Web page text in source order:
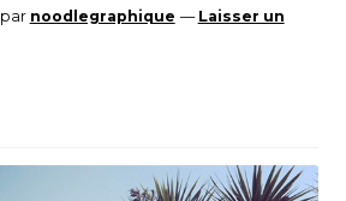
par noodlegraphique — Laisser un